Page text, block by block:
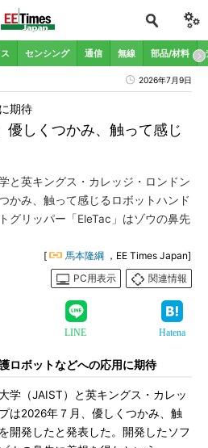
センシング 通信 無線 部品/材料
2026年7月9日
優しくつかみ、触って感じ
期待
と英キングス・カレッジ・ロンドン
かみ、触って感じるロボットハンド
グリッパー「EleTac」はゾウの鼻先
[ 馬本隆綱 ，EE Times Japan]
PC用表示
関連情報
LINE Hatena
ロボットなどへの応用に期待
学（JAIST）と英キングス・カレッ
は2026年７月、優しくつかみ、触
開発したと発表した。開発したソフ